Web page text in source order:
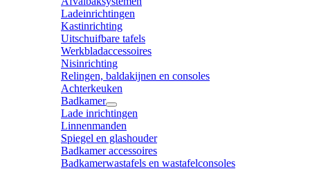
Ladeinrichtingen
Kastinrichting
Uitschuifbare tafels
Werkbladaccessoires
Nisinrichting
Relingen, baldakijnen en consoles
Achterkeuken
Badkamer
Lade inrichtingen
Linnenmanden
Spiegel en glashouder
Badkamer accessoires
Badkamerwastafels en wastafelconsoles